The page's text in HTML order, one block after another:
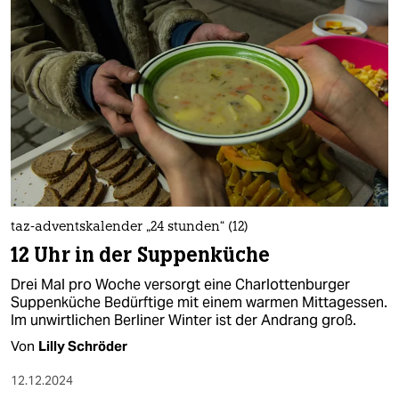
taz-adventskalender „24 stunden“ (12)
12 Uhr in der Suppenküche
Drei Mal pro Woche versorgt eine Charlottenburger
Suppenküche Bedürftige mit einem warmen Mittagessen.
Im unwirtlichen Berliner Winter ist der Andrang groß.
Von Lilly Schröder
12.12.2024